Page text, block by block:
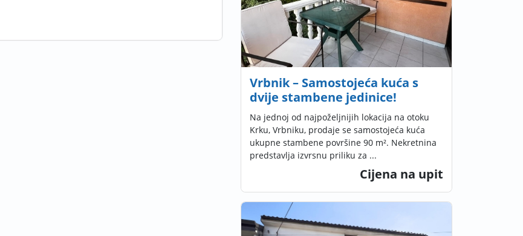
Vrbnik – Samostojeća kuća s
dvije stambene jedinice!
Na jednoj od najpoželjnijih lokacija na otoku
Krku, Vrbniku, prodaje se samostojeća kuća
ukupne stambene površine 90 m². Nekretnina
predstavlja izvrsnu priliku za ...
Cijena na upit